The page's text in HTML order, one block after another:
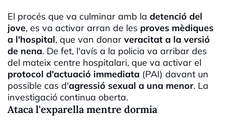
El procés que va culminar amb la detenció del
jove, es va activar arran de les proves mèdiques
a l'hospital, que van donar veracitat a la versió
de nena. De fet, l'avís a la policia va arribar des
del mateix centre hospitalari, que va activar el
protocol d'actuació immediata (PAI) davant un
possible cas d'agressió sexual a una menor. La
investigació continua oberta.
Ataca l'exparella mentre dormia